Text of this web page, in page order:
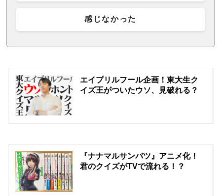
感じなかった
エイプリルフール企画！東大生ク
イズ王がついたウソ、見破れる？
『ナナマルサンバツ』アニメ化！
君のクイズがTVで流れる！？